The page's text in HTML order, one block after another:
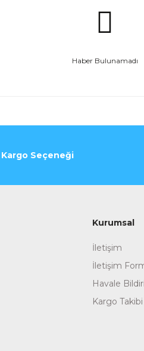
Haber Bulunamadı
Kargo Seçeneği
Kurumsal
İletişim
İletişim
Havale
Kargo Takibi